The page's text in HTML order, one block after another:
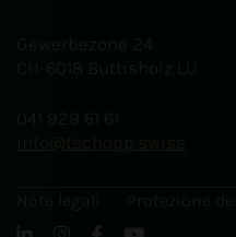
Gewerbezone 24
CH-6018 Buttisholz LU
041 929 61 61
info
tschopp.swiss
Note legali Protezione